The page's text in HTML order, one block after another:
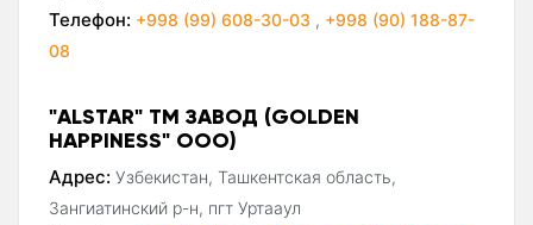
Телефон: +998 (99) 608-30-03 , +998 (90) 188-87-
08
"ALSTAR" ТМ ЗАВОД (GOLDEN
HAPPINESS" ООО)
Адрес: Узбекистан, Ташкентская область,
Зангиатинский р-н, пгт Уртааул